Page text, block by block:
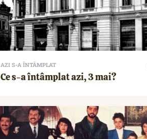
AZI S-A ÎNTÂMPLAT
Ce s-a întâmplat azi, 3 mai?